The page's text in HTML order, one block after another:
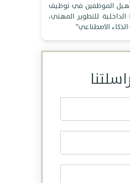
تأهيل الموظفين في توظيف
للتطوير المهني،
الاصطناعي”